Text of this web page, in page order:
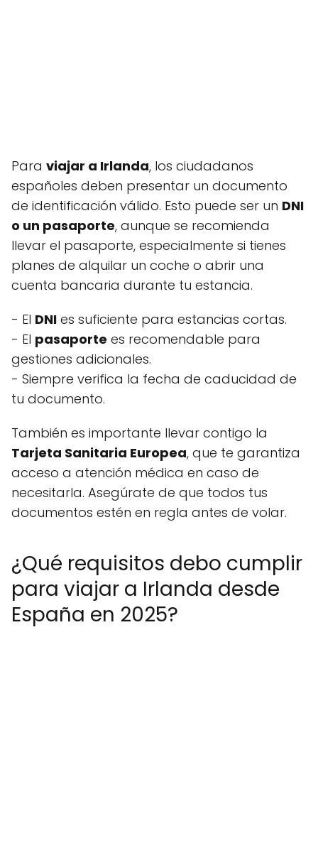
Para viajar a Irlanda, los ciudadanos
españoles deben presentar un documento
de identificación válido. Esto puede ser un DNI
o un pasaporte, aunque se recomienda
llevar el pasaporte, especialmente si tienes
planes de alquilar un coche o abrir una
cuenta bancaria durante tu estancia.
- El DNI es suficiente para estancias cortas.
- El pasaporte es recomendable para
gestiones adicionales.
- Siempre verifica la fecha de caducidad de
tu documento.
También es importante llevar contigo la
Tarjeta Sanitaria Europea, que te garantiza
acceso a atención médica en caso de
necesitarla. Asegúrate de que todos tus
documentos estén en regla antes de volar.
¿Qué requisitos debo cumplir
para viajar a Irlanda desde
España en 2025?